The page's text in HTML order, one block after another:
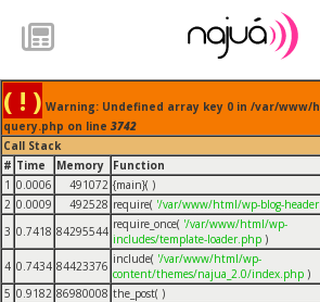
( ! ) Warning: Undefined array key 0 in /var/
query.php on line 3742
Call Stack
# Time Memory Function
1 0.0006 491072 {main}( )
2 0.0009 492528 require( '/var/www/html/wp-blog-
3 0.7418 84295544 require_once( '/var/www/html/wp-
includes/template-loader.php )
4 0.7434 84423376 include( '/var/www/html/wp-
content/themes/najua_2.0/index.php )
5 0.9182 86980008 the_post( )